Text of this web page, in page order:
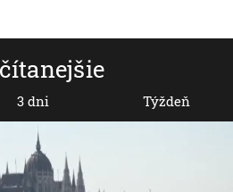
3 dni Týždeň